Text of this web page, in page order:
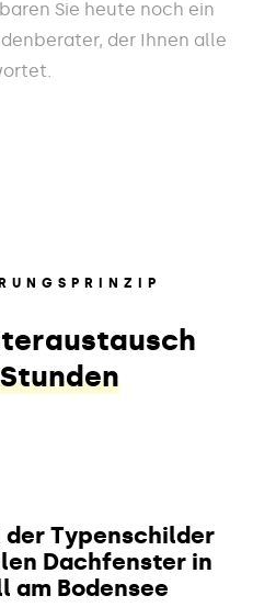
Sie heute noch ein
der Ihnen alle
Typenschilder
Dachfenster in
am Bodensee